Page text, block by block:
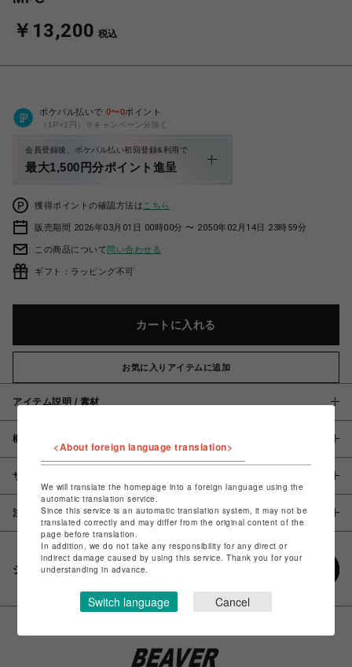
￥13,200 税込
ポケパル払いで 0〜0ポイント
（1P=1円）※キャンペーン分除く
会員登録後、ポケパル払い初回登録&利用で
最大1,500円分ポイント進呈
獲得ポイントの確認方法は こちら
販売期間 2026年03月01日 00時00分 〜 2050年02月14日 23時59分
この商品について問い合わせる
ギフト：ラッピング不可
カートに入れる
お気に入りアイテムに追加
アイテム説明 / 素材
概要
サイズ
注意事項
シェアする
<About foreign language translation>
We will translate the homepage into a foreign language using the
automatic translation service.
Since this service is an automatic translation system, it may not be
translated correctly and may differ from the original content of the
page before translation.
In addition, we do not take any responsibility for any direct or
indirect damage caused by using this service. Thank you for your
understanding in advance.
Switch language Cancel